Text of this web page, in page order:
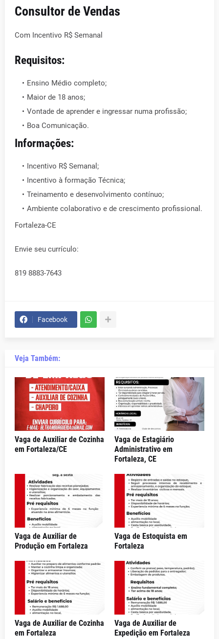
Consultor de Vendas
Com Incentivo R$ Semanal
Requisitos:
Ensino Médio completo;
Maior de 18 anos;
Vontade de aprender e ingressar numa profissão;
Boa Comunicação.
Informações:
Incentivo R$ Semanal;
Incentivo à formação Técnica;
Treinamento e desenvolvimento contínuo;
Ambiente colaborativo e de crescimento profissional.
Fortaleza-CE
Envie seu currículo:
819 8883-7643
Facebook
Veja Também:
Vaga de Auxiliar de Cozinha
em Fortaleza/CE
Vaga de Estagiário
Administrativo em
Fortaleza, CE
Vaga de Auxiliar de
Produção em Fortaleza
Vaga de Estoquista em
Fortaleza
Vaga de Auxiliar de Cozinha
em Fortaleza
Vaga de Auxiliar de
Expedição em Fortaleza